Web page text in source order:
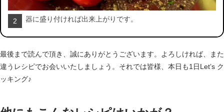
2 器に盛り付ければ出来上がりです。
最後まで読んで頂き、誠にありがとうございます。よろしければ、また
違うレシピでお会いいたしましょう。それでは皆様、本日も1日Let’s ク
ッキング♪